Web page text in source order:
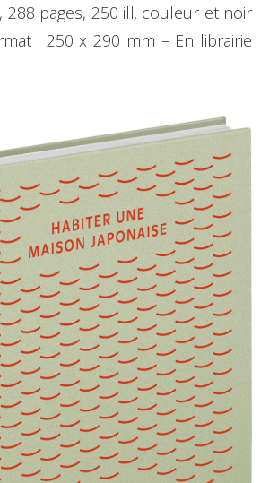
288 pages, 250 ill. couleur et noir
: 250 x 290 mm – En librairie